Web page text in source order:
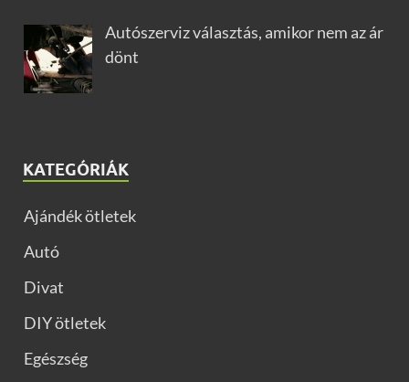
Autószerviz választás, amikor nem az ár
dönt
KATEGÓRIÁK
Ajándék ötletek
Autó
Divat
DIY ötletek
Egészség